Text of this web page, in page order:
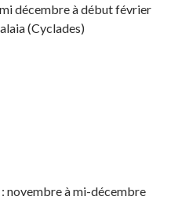
décembre à début février
(Cyclades)
novembre à mi-décembre